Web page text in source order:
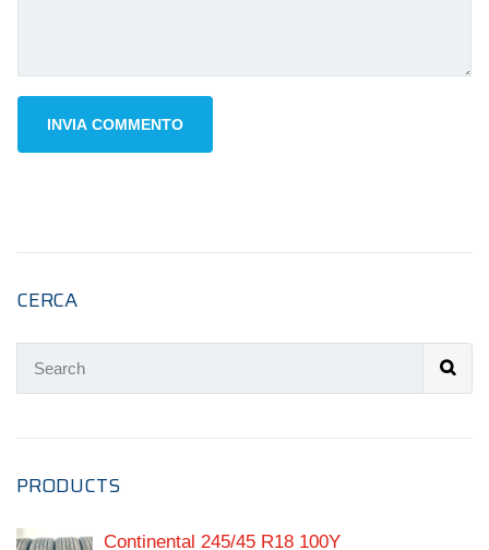
CERCA
PRODUCTS
Continental 245/45 R18 100Y